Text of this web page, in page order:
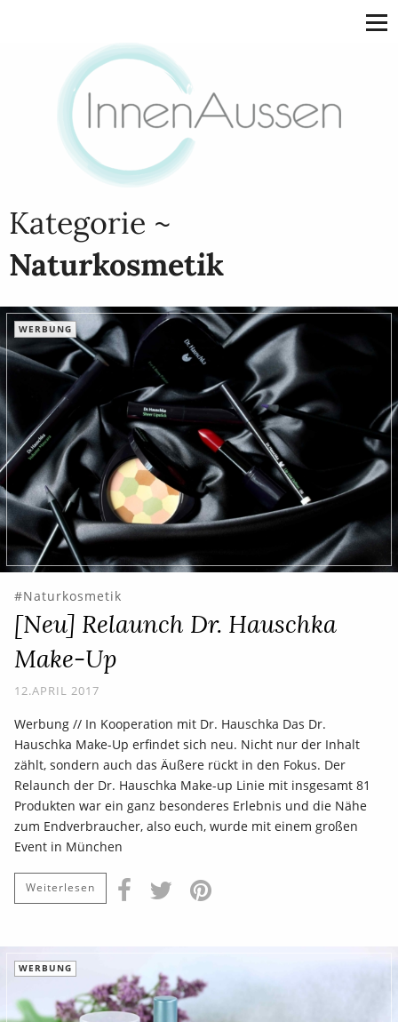
Kategorie ~
Naturkosmetik
WERBUNG
Naturkosmetik
[Neu] Relaunch Dr. Hauschka
Make-Up
12.APRIL 2017
Werbung // In Kooperation mit Dr. Hauschka Das Dr.
Hauschka Make-Up erfindet sich neu. Nicht nur der Inhalt
zählt, sondern auch das Äußere rückt in den Fokus. Der
Relaunch der Dr. Hauschka Make-up Linie mit insgesamt 81
Produkten war ein ganz besonderes Erlebnis und die Nähe
zum Endverbraucher, also euch, wurde mit einem großen
Event in München
Weiterlesen
WERBUNG